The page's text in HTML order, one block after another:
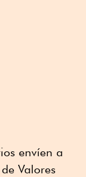
envíen a
Valores